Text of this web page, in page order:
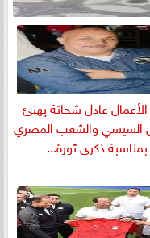
عادل شحاتة يهنئ
السيسي والشعب المصري
بمناسبة ذكرى ثورة...